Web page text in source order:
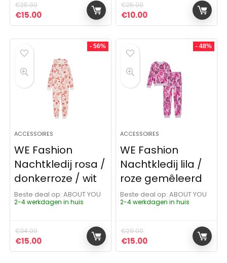
€25.00
Oorspronkelijke prijs was: €25.00.
€15.00Huidige prijs is: €15.00.
€25.00
Oorspronkelijke prijs was:
€10.00Huidige prijs is:
- 56%
ACCESSOIRES
WE Fashion
Nachtkledij rosa /
donkerroze / wit
Beste deal op:
ABOUT YOU
2-4 werkdagen in huis
€34.00
Oorspronkelijke prijs was: €34.00.
€15.00Huidige prijs is: €15.00.
- 48%
ACCESSOIRES
WE Fashion
Nachtkledij lila /
roze gemêleerd
Beste deal op:
ABOUT YOU
2-4 werkdagen in huis
€29.00
Oorspronkelijke prijs was:
€15.00Huidige prijs is: